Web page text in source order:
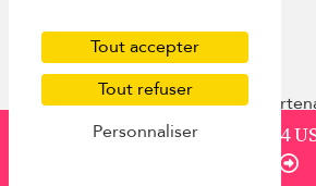
à partir de 1 884
Conciergerie
Rencontrer l'équipe
Programme de fidélité
Devenir un agent de voyage
Tout accepter
Tout refuser
Personnaliser